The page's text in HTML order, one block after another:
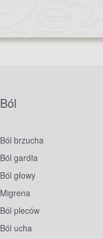
Ból
Ból brzucha
Ból gardła
Ból głowy
Migrena
Ból pleców
Ból ucha